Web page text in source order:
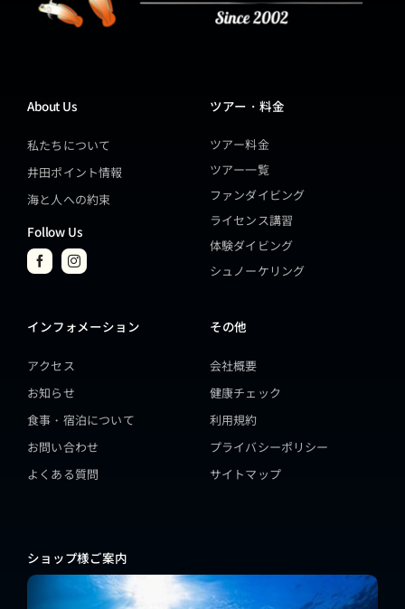
About Us
私たちについて
井田ポイント情報
海と人への約束
Follow Us
ツアー・料金
ツアー料金
ツアー一覧
ファンダイビング
ライセンス講習
体験ダイビング
シュノーケリング
インフォメーション
アクセス
お知らせ
食事・宿泊について
お問い合わせ
よくある質問
その他
会社概要
健康チェック
利用規約
プライバシーポリシー
サイトマップ
ショップ様ご案内